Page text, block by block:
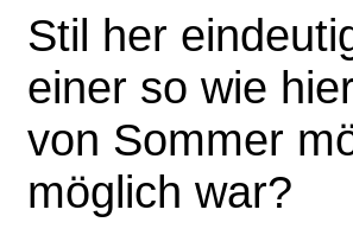
Stil her
einer so wie
von Sommer
möglich war?